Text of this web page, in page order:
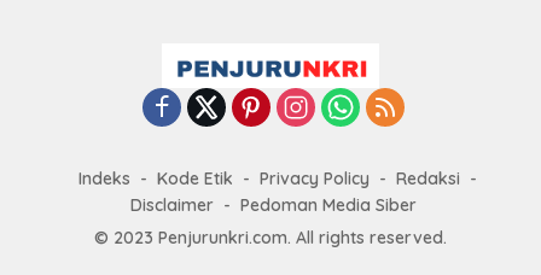
Indeks Kode Etik Privacy Policy
Redaksi
Disclaimer
Pedoman Media Siber
© 2023 Penjurunkri.com. All rights reserved.